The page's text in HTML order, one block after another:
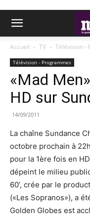
Accueil TV Télévision -
Télévision - Programmes
«Mad
HD sur
14/09/2011
La chaîne Sundance
octobre prochain à
pour la 1ère fois en
dépeint le milieu
60’, crée par le
(«Les Sopranos»), a
Golden Globes est